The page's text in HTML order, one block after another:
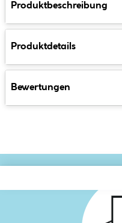
Produktbeschreibung
Produktdetails
Bewertungen